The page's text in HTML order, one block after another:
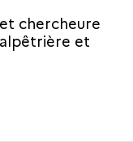
chercheure
et